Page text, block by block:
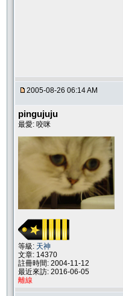
2005-08-26 06:14 AM
pingujuju
最愛: 咬咪
等級: 天神
文章: 14370
註冊時間: 2004-11-12
最近來訪: 2016-06-05
離線